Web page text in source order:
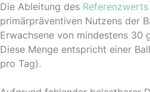
Die Ableitung des
primärpräventiven Nutzens der
Erwachsene von mindestens
Diese Menge entspricht einer
pro Tag).